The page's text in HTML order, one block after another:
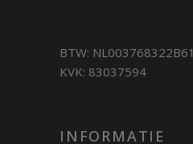
BTW: NL003768322B61
KVK: 83037594
INFORMATIE